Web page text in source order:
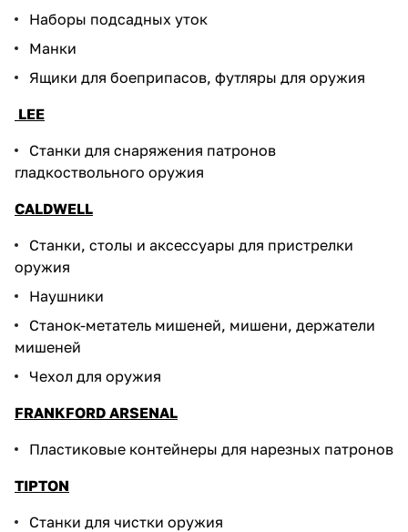
Наборы подсадных уток
Манки
Ящики для боеприпасов, футляры для оружия
LEE
Станки для снаряжения патронов
гладкоствольного оружия
CALDWELL
Станки, столы и аксессуары для пристрелки
оружия
Наушники
Станок-метатель мишеней, мишени, держатели
мишеней
Чехол для оружия
FRANKFORD ARSENAL
Пластиковые контейнеры для нарезных патронов
TIPTON
Станки для чистки оружия